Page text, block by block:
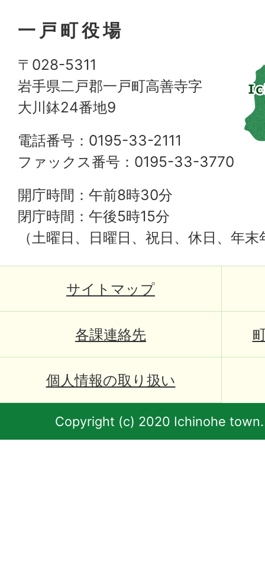
一戸町役場
〒028-5311
岩手県二戸郡一戸町高善寺字
大川鉢24番地9
電話番号：0195-33-2111
ファックス番号：0195-33-3770
開庁時間：午前8時30分
閉庁時間：午後5時15分
（土曜日、日曜日、祝日、休日、年
サイトマップ
各課連絡先
個人情報の取り扱い
Copyright (c) 2020 Ichinohe